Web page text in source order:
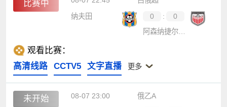
比赛中
纳夫田
0 :
0
阿森纳捷尔任斯克
观看比赛：
高清线路
CCTV5 文字直播 更多
未开始 08-07 23:00
俄乙A